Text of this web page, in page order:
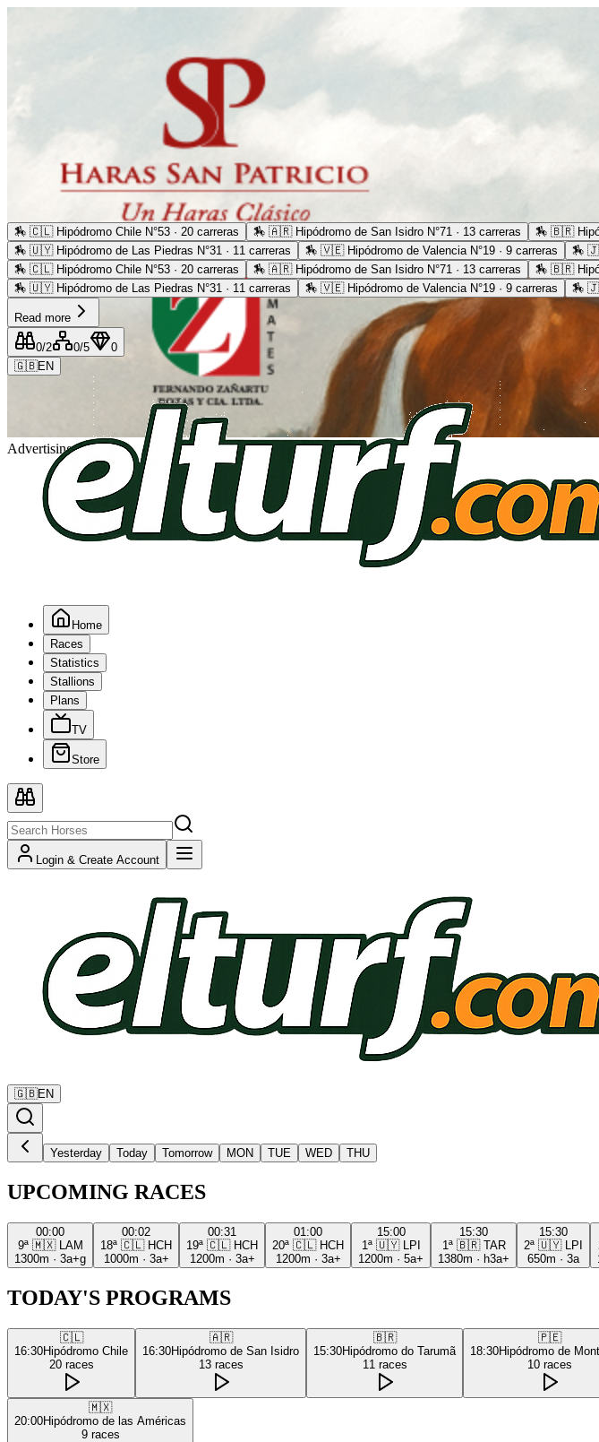
Advertising
🏇 🇨🇱 Hipódromo Chile N°53 · 20 carreras 🏇 🇦🇷 Hipódromo de San Isidro N°71 · 13 carreras 🏇 🇧🇷
🏇 🇺🇾 Hipódromo de Las Piedras N°31 · 11 carreras 🏇 🇻🇪 Hipódromo de Valencia N°19 · 9 carreras 🏇
🏇 🇨🇱 Hipódromo Chile N°53 · 20 carreras 🏇 🇦🇷 Hipódromo de San Isidro N°71 · 13 carreras 🏇 🇧🇷
🏇 🇺🇾 Hipódromo de Las Piedras N°31 · 11 carreras 🏇 🇻🇪 Hipódromo de Valencia N°19 · 9 carreras 🏇
Read more
0/2 0/5
0
🇬🇧EN
Home
Races
Statistics
Stallions
Plans
TV
Store
Login & Create Account
🇬🇧EN
Yesterday Today Tomorrow MON TUE WED THU
UPCOMING RACES
00:00
9ª 🇲🇽
LAM
1300m · 3a+g
00:02
18ª 🇨🇱 HCH
1000m · 3a+
00:31
19ª 🇨🇱 HCH
1200m · 3a+
01:00
20ª 🇨🇱 HCH
1200m · 3a+
15:00
1ª 🇺🇾
LPI
1200m · 5a+
15:30
1ª 🇧🇷 TAR
1380m · h3a+
15:30
2ª 🇺🇾
LPI
650m · 3a
TODAY'S PROGRAMS
🇨🇱
16:30Hipódromo Chile
20 races
🇦🇷
16:30Hipódromo de San Isidro
13 races
🇧🇷
15:30Hipódromo do Tarumã
11 races
🇵🇪
18:30Hipódromo de
10 races
🇲🇽
20:00Hipódromo de las Américas
9 races